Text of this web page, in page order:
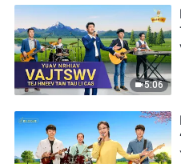
5:06